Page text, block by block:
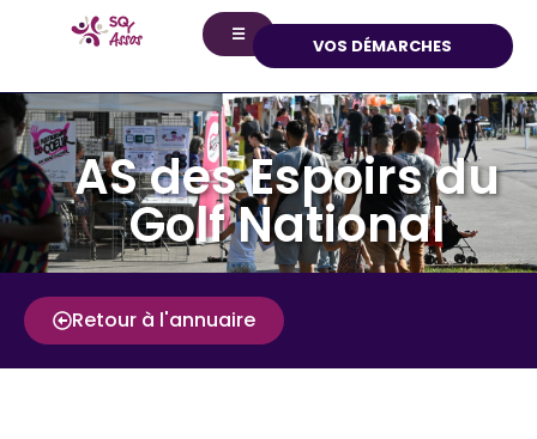
☰
VOS DÉMARCHES
AS des Espoirs du
Golf National
Retour à l'annuaire